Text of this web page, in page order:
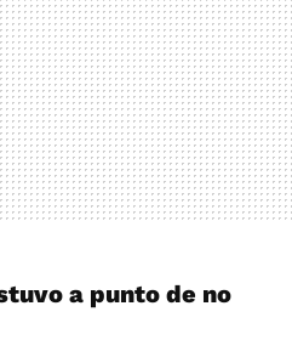
a punto de no